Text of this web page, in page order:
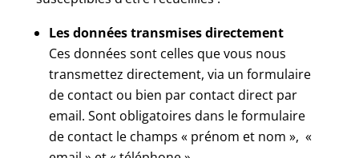
Les données transmises directement
Ces données sont celles que vous nous
transmettez directement, via un formulaire
de contact ou bien par contact direct par
email. Sont obligatoires dans le formulaire
de contact le champs « prénom et nom », «